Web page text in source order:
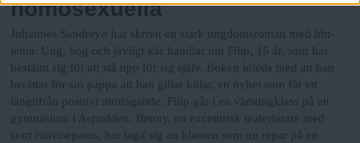
homosexuella
Johannes Sandreyo har skrivit en stark ungdomsroman med hbt-
tema. Ung, bög och jävligt kär handlar om Filip, 16 år, som har
bestämt sig för att stå upp för sig själv. Boken inleds med att han
berättar för sin pappa att han gillar killar, en nyhet som får ett
långtifrån positivt mottagande. Filip går i en värstingklass på ett
gymnasium i Aspudden. Benny, en excentrisk teaterlärare med
stort rättvisepatos, har tagit sig an klassen som nu repar på en